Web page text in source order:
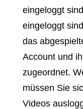
eingeloggt
eingeloggt
das
Account und
zugeordnet.
müssen Sie
Videos